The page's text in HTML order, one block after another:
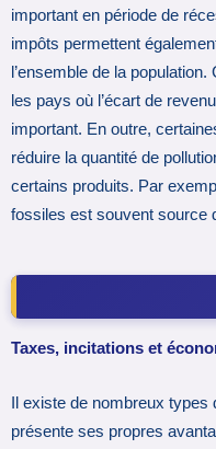
important en période de
impôts permettent
l’ensemble de la
les pays où l’écart de
important. En outre,
réduire la quantité de
certains produits. Par
fossiles est souvent source
Taxes, incitations et
Il existe de nombreux
présente ses propres